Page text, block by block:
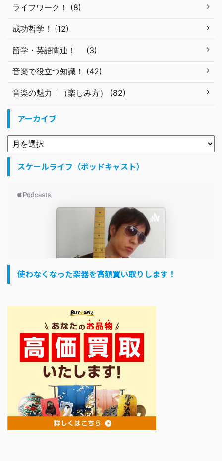
ライフワーク！ (8)
成功哲学！ (12)
留学・英語関連！ (3)
音楽で役立つ知識！ (42)
音楽の魅力！（楽しみ方） (82)
アーカイブ
スケールライフ（ポッドキャスト）
使わなくなった楽器を高額買い取りします！